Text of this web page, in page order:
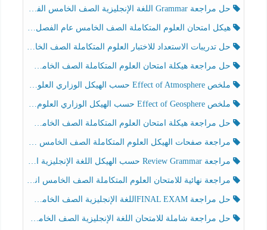
حل مراجعة Grammar اللغة الإنجليزية الصف الخامس الفصل الثالث
هيكل امتحان العلوم المتكاملة الصف الخامس عام الفصل الدراسي الثالث 2025-2026
حل تدريبات الاستعداد للاختبار العلوم المتكاملة الصف الخامس عام الفصل الثالث
حل مراجعة هيكلة امتحان العلوم المتكاملة الصف الخامس انسبير الفصل الثالث
ملخص Effect of Atmosphere حسب الهيكل الوزاري العلوم المتكاملة الصف الخامس انسبير الفصل الثالث
ملخص Effect of Geosphere حسب الهيكل الوزاري العلوم المتكاملة الصف الخامس انسبير الفصل الثالث
حل مراجعة هيكلة امتحان العلوم المتكاملة الصف الخامس عام الفصل الثالث
مراجعة صفحات الهيكل العلوم المتكاملة الصف الخامس انسبير الفصل الثالث
مراجعة Review Grammar حسب الهيكل اللغة الإنجليزية الصف الخامس الفصل الثالث
مراجعة نهائية للامتحان العلوم المتكاملة الصف الخامس انسبير الفصل الثالث
حل مراجعة FINAL EXAMاللغة الإنجليزية الصف الخامس الفصل الثالث
حل مراجعة شاملة للامتحان اللغة الإنجليزية الصف الخامس الفصل الثالث